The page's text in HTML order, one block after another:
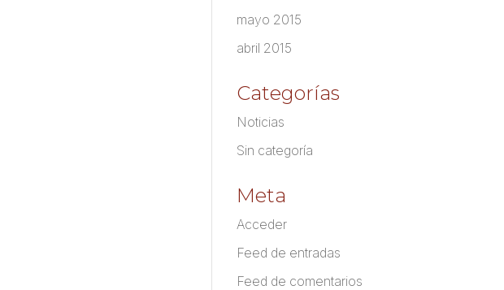
mayo 2015
abril 2015
Categorías
Noticias
Sin categoría
Meta
Acceder
Feed de entradas
Feed de comentarios